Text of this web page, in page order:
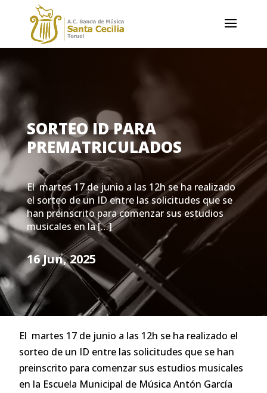
SORTEO ID PARA
PREMATRICULADOS
El martes 17 de junio a las 12h se ha realizado
el sorteo de un ID entre las solicitudes que se
han preinscrito para comenzar sus estudios
musicales en la […]
16 Jun, 2025
El martes 17 de junio a las 12h se ha realizado el
sorteo de un ID entre las solicitudes que se han
preinscrito para comenzar sus estudios musicales
en la Escuela Municipal de Música Antón García